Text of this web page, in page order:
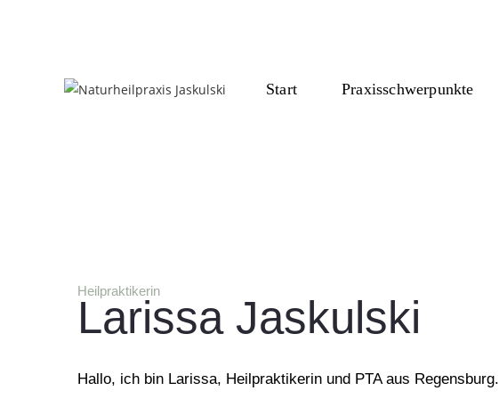
Start Praxisschwerpunkte
Heilpraktikerin
Larissa Jaskulski
Hallo, ich bin Larissa, Heilpraktikerin und PTA aus Regensburg.